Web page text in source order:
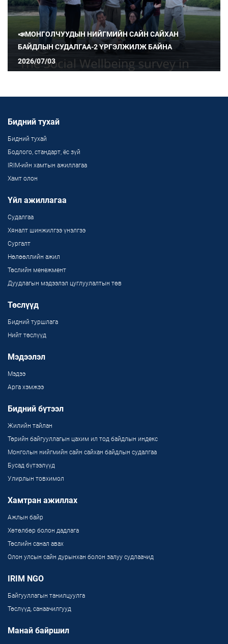
📣МОНГОЛЧУУДЫН НИЙГМИЙН САЙН САЙХАН
БАЙДЛЫН СУДАЛГАА-2 ҮРГЭЛЖИЛЖ БАЙНА
2026/07/03
Бидний тухай
Бидний тухай
Бодлого, стандарт, ёс зүй
IRIM-ийн хамтын ажиллагаа
Хамт олон
Үйл ажиллагаа
Судалгаа
Хяналт шинжилгээ үнэлгээ
Сургалт
Нөлөөллийн ажил
Төслийн менежмент
Дуудлагын мэдээлэл цуглуулалтын төв
Төслүүд
Бидний туршлага
Нийт төслүүд
Мэдээлэл
Мэдээ
Арга хэмжээ
Бидний бүтээл
Жилийн тайлан
Төрийн байгууллагын цахим ил тод байдлын индекс
Монголын нийгмийн сайн сайхан байдлын судалгаа
Бусад бүтээлүүд
Улирлын товхимол
Хамтран ажиллах
Ажлын байр
Хөтөлбөр болон дадлага
Төслийн санал авах
Олон улсын сайн дурынхан болон залуу судлаачид
IRIM NGO
Байгууллагын танилцуулга
Төслүүд, санаачилгууд
Манай байршил